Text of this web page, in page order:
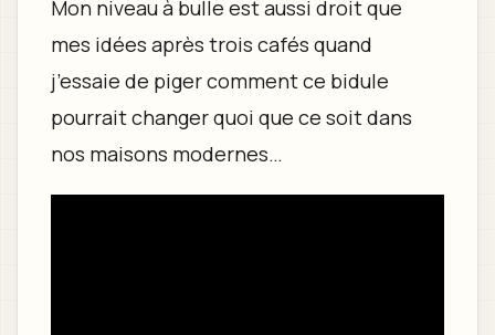
Mon niveau à bulle est aussi droit que
mes idées après trois cafés quand
j’essaie de piger comment ce bidule
pourrait changer quoi que ce soit dans
nos maisons modernes…